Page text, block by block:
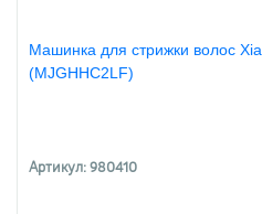
Машинка для стрижки волос
(MJGHHC2LF)
Артикул: 980410